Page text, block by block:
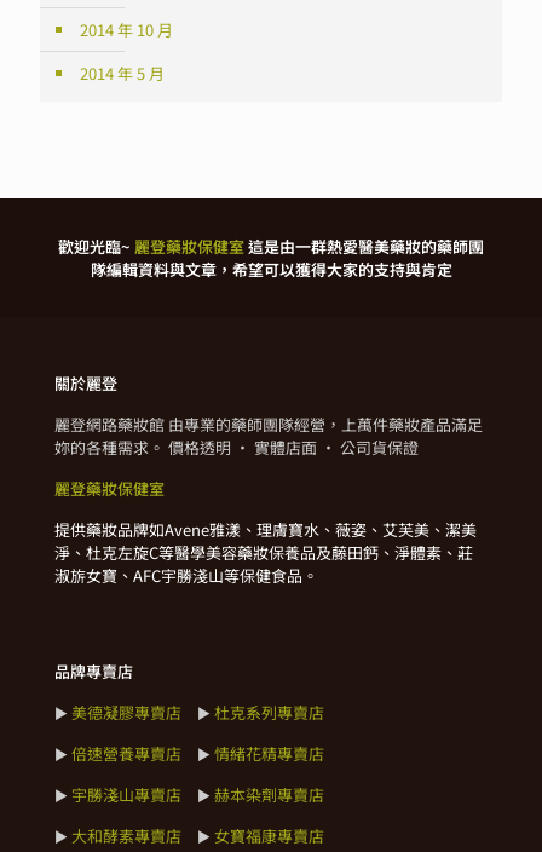
2014 年 10 月
2014 年 5 月
歡迎光臨~ 麗登藥妝保健室這是由一群熱愛醫美藥妝的藥師團
隊編輯資料與文章，希望可以獲得大家的支持與肯定
關於麗登
麗登網路藥妝館 由專業的藥師團隊經營，上萬件藥妝產品滿足
妳的各種需求。 價格透明 · 實體店面 · 公司貨保證
麗登藥妝保健室
提供藥妝品牌如Avene雅漾、理膚寶水、薇姿、艾芙美、潔美
淨、杜克左旋C等醫學美容藥妝保養品及藤田鈣、淨體素、莊
淑旂女寶、AFC宇勝淺山等保健食品。
品牌專賣店
► 美德凝膠專賣店 ► 杜克系列專賣店
► 倍速營養專賣店 ► 情緒花精專賣店
► 宇勝淺山專賣店 ► 赫本染劑專賣店
► 大和酵素專賣店 ► 女寶福康專賣店